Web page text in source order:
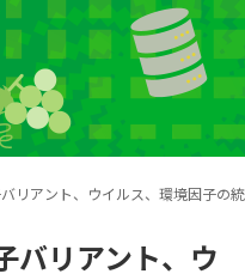
バリアント、ウイルス、環境因子の
バリアント、ウ